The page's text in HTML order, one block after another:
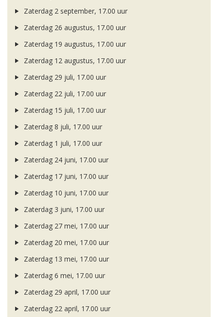
Zaterdag 2 september, 17.00 uur
Zaterdag 26 augustus, 17.00 uur
Zaterdag 19 augustus, 17.00 uur
Zaterdag 12 augustus, 17.00 uur
Zaterdag 29 juli, 17.00 uur
Zaterdag 22 juli, 17.00 uur
Zaterdag 15 juli, 17.00 uur
Zaterdag 8 juli, 17.00 uur
Zaterdag 1 juli, 17.00 uur
Zaterdag 24 juni, 17.00 uur
Zaterdag 17 juni, 17.00 uur
Zaterdag 10 juni, 17.00 uur
Zaterdag 3 juni, 17.00 uur
Zaterdag 27 mei, 17.00 uur
Zaterdag 20 mei, 17.00 uur
Zaterdag 13 mei, 17.00 uur
Zaterdag 6 mei, 17.00 uur
Zaterdag 29 april, 17.00 uur
Zaterdag 22 april, 17.00 uur